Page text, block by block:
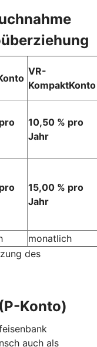
VR-
10,50 % pro
Jahr
15,00 % pro
Jahr
monatlich
des
Konto)
auch als